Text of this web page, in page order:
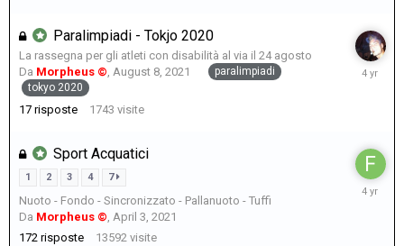
Paralimpiadi - Tokjo 2020
La rassegna per gli atleti con disabilità al via il 24 agosto
Da Morpheus ©, August 8, 2021
paralimpiadi
tokyo 2020
17 risposte 1743 visite
Sport Acquatici
1 2 3 4 7
Nuoto - Fondo - Sincronizzato - Pallanuoto - Tuffi
Da Morpheus ©, April 3, 2021
172 risposte 13592 visite
August